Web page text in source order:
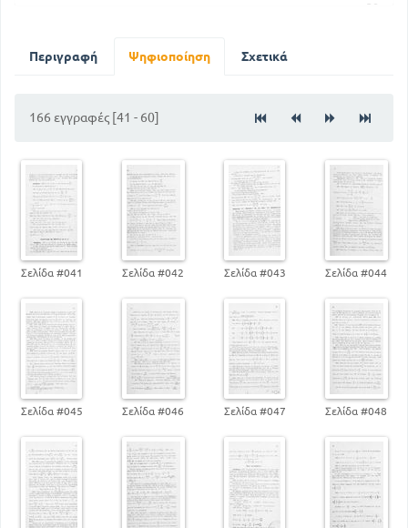
39
Περί των ριζών αλγεβρικών αριθμών
Περιγραφή Ψηφιοποίηση Σχετικά
166 εγγραφές [41 - 60]
Σελίδα #041 Σελίδα #042 Σελίδα #043 Σελίδα #044
Σελίδα #045 Σελίδα #046 Σελίδα #047 Σελίδα #048